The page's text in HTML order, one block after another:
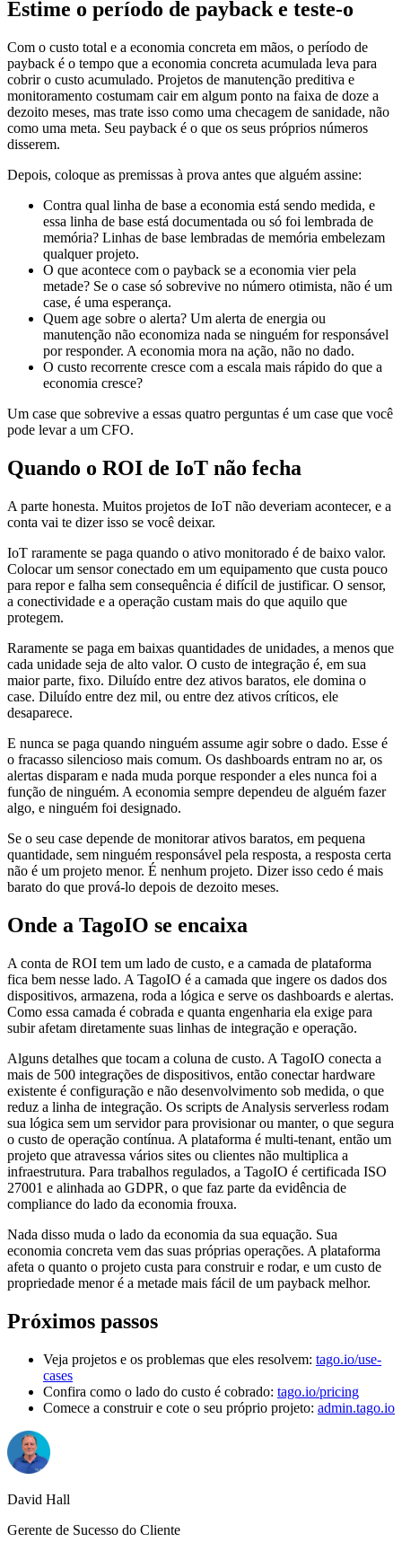
Estime o período de payback e teste-o
Com o custo total e a economia concreta em mãos, o período de
payback é o tempo que a economia concreta acumulada leva para
cobrir o custo acumulado. Projetos de manutenção preditiva e
monitoramento costumam cair em algum ponto na faixa de doze a
dezoito meses, mas trate isso como uma checagem de sanidade, não
como uma meta. Seu payback é o que os seus próprios números
disserem.
Depois, coloque as premissas à prova antes que alguém assine:
Contra qual linha de base a economia está sendo medida, e
essa linha de base está documentada ou só foi lembrada de
memória? Linhas de base lembradas de memória embelezam
qualquer projeto.
O que acontece com o payback se a economia vier pela
metade? Se o case só sobrevive no número otimista, não é um
case, é uma esperança.
Quem age sobre o alerta? Um alerta de energia ou
manutenção não economiza nada se ninguém for responsável
por responder. A economia mora na ação, não no dado.
O custo recorrente cresce com a escala mais rápido do que a
economia cresce?
Um case que sobrevive a essas quatro perguntas é um case que você
pode levar a um CFO.
Quando o ROI de IoT não fecha
A parte honesta. Muitos projetos de IoT não deveriam acontecer, e a
conta vai te dizer isso se você deixar.
IoT raramente se paga quando o ativo monitorado é de baixo valor.
Colocar um sensor conectado em um equipamento que custa pouco
para repor e falha sem consequência é difícil de justificar. O sensor,
a conectividade e a operação custam mais do que aquilo que
protegem.
Raramente se paga em baixas quantidades de unidades, a menos que
cada unidade seja de alto valor. O custo de integração é, em sua
maior parte, fixo. Diluído entre dez ativos baratos, ele domina o
case. Diluído entre dez mil, ou entre dez ativos críticos, ele
desaparece.
E nunca se paga quando ninguém assume agir sobre o dado. Esse é
o fracasso silencioso mais comum. Os dashboards entram no ar, os
alertas disparam e nada muda porque responder a eles nunca foi a
função de ninguém. A economia sempre dependeu de alguém fazer
algo, e ninguém foi designado.
Se o seu case depende de monitorar ativos baratos, em pequena
quantidade, sem ninguém responsável pela resposta, a resposta certa
não é um projeto menor. É nenhum projeto. Dizer isso cedo é mais
barato do que prová-lo depois de dezoito meses.
Onde a TagoIO se encaixa
A conta de ROI tem um lado de custo, e a camada de plataforma
fica bem nesse lado. A TagoIO é a camada que ingere os dados dos
dispositivos, armazena, roda a lógica e serve os dashboards e alertas.
Como essa camada é cobrada e quanta engenharia ela exige para
subir afetam diretamente suas linhas de integração e operação.
Alguns detalhes que tocam a coluna de custo. A TagoIO conecta a
mais de 500 integrações de dispositivos, então conectar hardware
existente é configuração e não desenvolvimento sob medida, o que
reduz a linha de integração. Os scripts de Analysis serverless rodam
sua lógica sem um servidor para provisionar ou manter, o que segura
o custo de operação contínua. A plataforma é multi-tenant, então um
projeto que atravessa vários sites ou clientes não multiplica a
infraestrutura. Para trabalhos regulados, a TagoIO é certificada ISO
27001 e alinhada ao GDPR, o que faz parte da evidência de
compliance do lado da economia frouxa.
Nada disso muda o lado da economia da sua equação. Sua
economia concreta vem das suas próprias operações. A plataforma
afeta o quanto o projeto custa para construir e rodar, e um custo de
propriedade menor é a metade mais fácil de um payback melhor.
Próximos passos
Veja projetos e os problemas que eles resolvem: tago.io/use-
cases
Confira como o lado do custo é cobrado: tago.io/pricing
Comece a construir e cote o seu próprio projeto: admin.tago.io
David Hall
Gerente de Sucesso do Cliente